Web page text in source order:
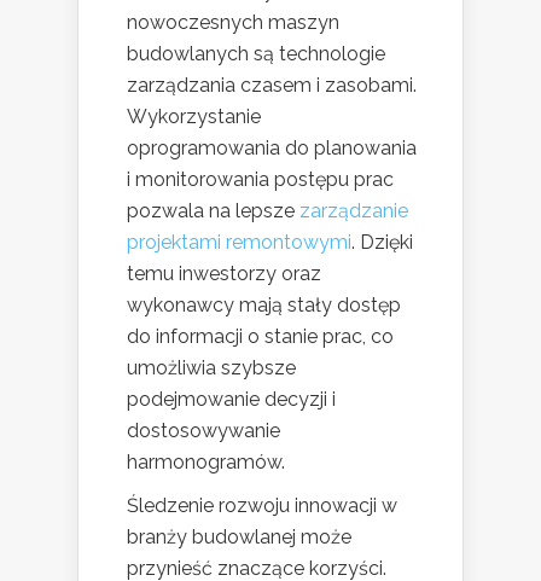
nowoczesnych maszyn
budowlanych są technologie
zarządzania czasem i zasobami.
Wykorzystanie
oprogramowania do planowania
i monitorowania postępu prac
pozwala na lepsze zarządzanie
projektami remontowymi. Dzięki
temu inwestorzy oraz
wykonawcy mają stały dostęp
do informacji o stanie prac, co
umożliwia szybsze
podejmowanie decyzji i
dostosowywanie
harmonogramów.
Śledzenie rozwoju innowacji w
branży budowlanej może
przynieść znaczące korzyści.